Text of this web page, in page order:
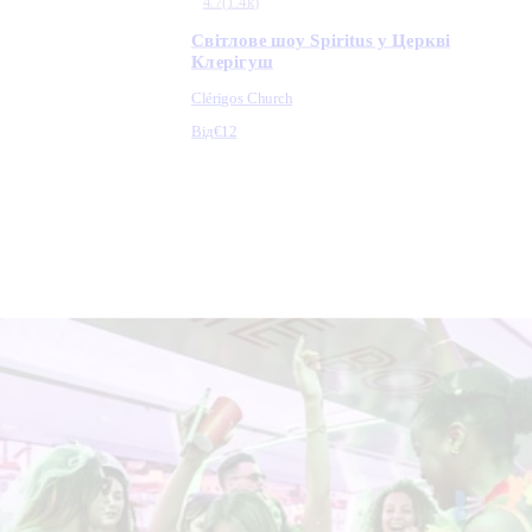
Світлове шоу Spiritus у Церкві
Клерігуш
Clérigos Church
Від€12